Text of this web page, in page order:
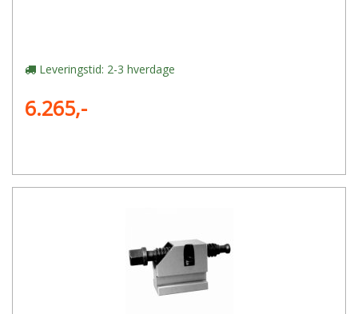
Leveringstid: 2-3 hverdage
6.265,-